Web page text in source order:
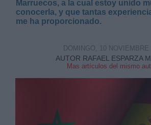
Marruecos, a la cual estoy unido
conocerla, y que tantas
me ha proporcionado.
AUTOR RAFAEL ESPARZA
Mas artículos del mismo
DOMINGO, 10 NOVIEMBRE
Derechos:
Información adicional